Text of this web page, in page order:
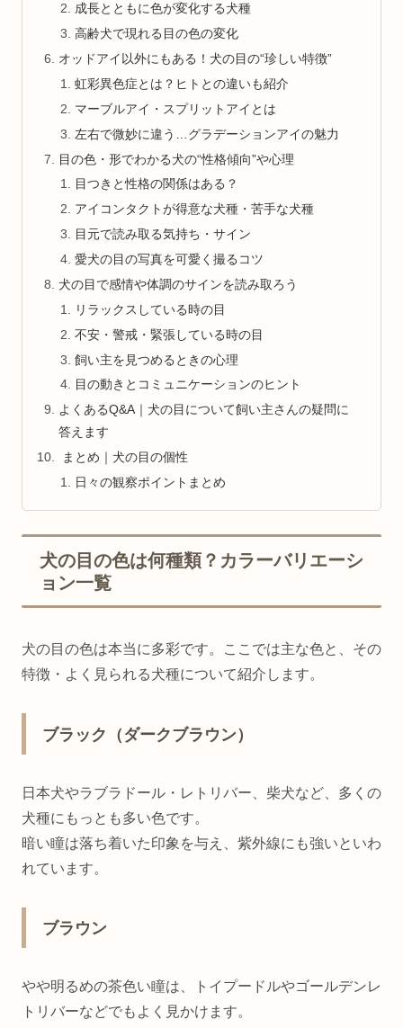
成長とともに色が変化する犬種
高齢犬で現れる目の色の変化
オッドアイ以外にもある！犬の目の“珍しい特徴”
虹彩異色症とは？ヒトとの違いも紹介
マーブルアイ・スプリットアイとは
左右で微妙に違う…グラデーションアイの魅力
目の色・形でわかる犬の“性格傾向”や心理
目つきと性格の関係はある？
アイコンタクトが得意な犬種・苦手な犬種
目元で読み取る気持ち・サイン
愛犬の目の写真を可愛く撮るコツ
犬の目で感情や体調のサインを読み取ろう
リラックスしている時の目
不安・警戒・緊張している時の目
飼い主を見つめるときの心理
目の動きとコミュニケーションのヒント
よくあるQ&A｜犬の目について飼い主さんの疑問に
答えます
まとめ｜犬の目の個性
日々の観察ポイントまとめ
犬の目の色は何種類？カラーバリエーシ
ョン一覧
犬の目の色は本当に多彩です。ここでは主な色と、その
特徴・よく見られる犬種について紹介します。
ブラック（ダークブラウン）
日本犬やラブラドール・レトリバー、柴犬など、多くの
犬種にもっとも多い色です。
暗い瞳は落ち着いた印象を与え、紫外線にも強いといわ
れています。
ブラウン
やや明るめの茶色い瞳は、トイプードルやゴールデンレ
トリバーなどでもよく見かけます。